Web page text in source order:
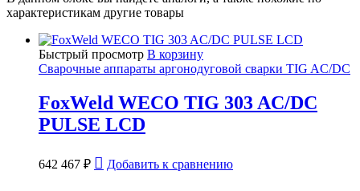
характеристикам другие товары
Быстрый просмотр В корзину
Сварочные аппараты аргонодуговой сварки TIG AC/DC
FoxWeld WECO TIG 303 AC/DC
PULSE LCD
642 467 ₽ Добавить к сравнению